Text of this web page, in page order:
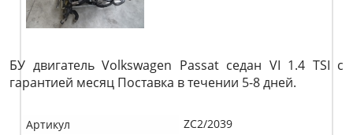
БУ двигатель Volkswagen Passat седан VI 1.4 TSI c
гарантией месяц Поставка в течении 5-8 дней.
Артикул
ZC2/2039